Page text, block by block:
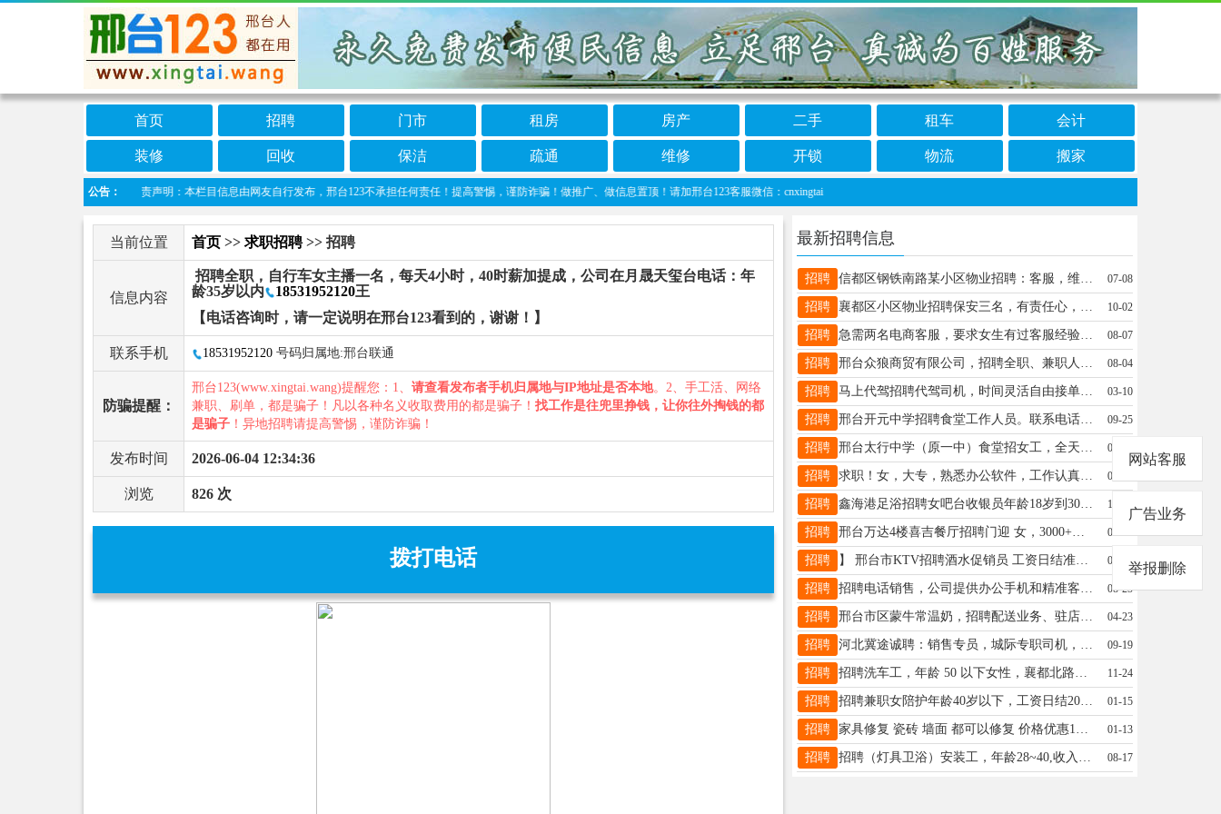
首页 招聘 门市 租房 房产 二手 租车 会计
装修 回收 保洁 疏通 维修 开锁 物流 搬家
公告：免责声明：本栏目信息由网友自行发布，邢台123不承担任何责任！提高警惕，谨防诈骗！做推广、做信息置顶！请加邢台123客服微信：cnxingtai
当前位置 首页 >> 求职招聘>> 招聘
信息内容
招聘全职，自行车女主播一名，每天4小时，40时薪加提成，公司在月晟天玺台电话：年
龄35岁以内
18531952120王
【电话咨询时，请一定说明在邢台123看到的，谢谢！】
联系手机 18531952120 号码归属地:邢台联通
防骗提醒：
邢台123(www.xingtai.wang)提醒您：1、 请查看发布者手机归属地与IP地址是否本地。2、手工活、网络
兼职、刷单，都是骗子！凡以各种名义收取费用的都是骗子！ 找工作是往兜里挣钱，让你往外掏钱的都
是骗子 ！异地招聘请提高警惕，谨防诈骗！
发布时间 2026-06-04 12:34:36
浏览 826 次
拨打电话
最新招聘信息
招聘 信都区钢铁南路某小区物业招聘：客服，维修，保安。电话：13315917529 07-08
招聘 襄都区小区物业招聘保安三名，有责任心，为人正直踏实，节假日福利，待遇优，电话17731972400 10-02
招聘 急需两名电商客服，要求女生有过客服经验女优先，薪资3000+，在后炉子社区，两班倒，电话19565654485 08-07
招聘 邢台众狼商贸有限公司，招聘全职、兼职人员，日工资50～300不等，有意向的朋友，可以私聊我。电话19331921979 08-04
招聘 马上代驾招聘代驾司机，时间灵活自由接单，多劳多得（日均收入150-500元）联系电话V：17320873373 03-10
招聘 邢台开元中学招聘食堂工作人员。联系电话：18631961158 09-25
招聘 邢台太行中学（原一中）食堂招女工，全天，半天，小时工都可以，工作轻松简单，有意者联系15227383337 04-21
招聘 求职！女，大专，熟悉办公软件，工作认真踏实，销售勿扰！15343195782 08-04
招聘 鑫海港足浴招聘女吧台收银员年龄18岁到30岁形象好。招长期的工资3500➕提成联系电话17745723777同步 10-09
招聘 邢台万达4楼喜吉餐厅招聘门迎 女，3000+全勤+提成每月4天公休。管吃管住，待遇优厚！电话:15097922554 05-20
招聘 】 邢台市KTV招聘酒水促销员 工资日结准时发粮 不压不扣 另招服务生，人事，底薪加提成，联系 13223437906同 04-29
招聘 招聘电话销售，公司提供办公手机和精准客户，底薪3500，有提成、单奖、绩效。电话：18962060409 08-25
招聘 邢台市区蒙牛常温奶，招聘配送业务、驻店促销员，底薪+提成，电话19263074444 04-23
招聘 河北冀途诚聘：销售专员，城际专职司机，待遇优惠，详情来电详谈18103193206张，勿加微信，谢谢！ 09-19
招聘 招聘洗车工，年龄 50 以下女性，襄都北路与中兴路交叉口车小满贴膜服务 16633952882 11-24
招聘 招聘兼职女陪护年龄40岁以下，工资日结200，联系方式17733962525 01-15
招聘 家具修复 瓷砖 墙面 都可以修复 价格优惠18833456638欢迎来电 01-13
招聘 招聘（灯具卫浴）安装工，年龄28~40,收入稳定，长期有活儿，有服务意识优先，免费培训上岗19030194514 08-17
网站客服
广告业务
举报删除